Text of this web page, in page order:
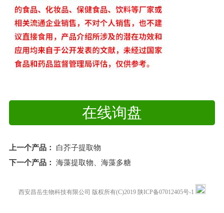
在线询盘
上一个产品： 白芥子提取物
下一个产品： 海藻提取物、海藻多糖
西安昌岳生物科技有限公司 版权所有(C)2019 陕ICP备07012405号-1